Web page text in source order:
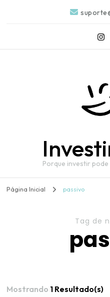
Porque investir
Página Inicial passivo
Tag de
Mostrando 1 Resultado(s)